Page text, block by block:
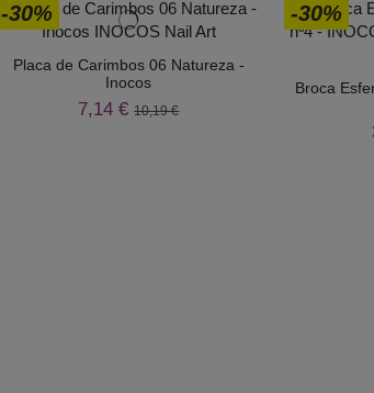
-30%
Placa de Carimbos 06 Natureza -
Inocos
7,14 €10,19 €
-30%
Broca